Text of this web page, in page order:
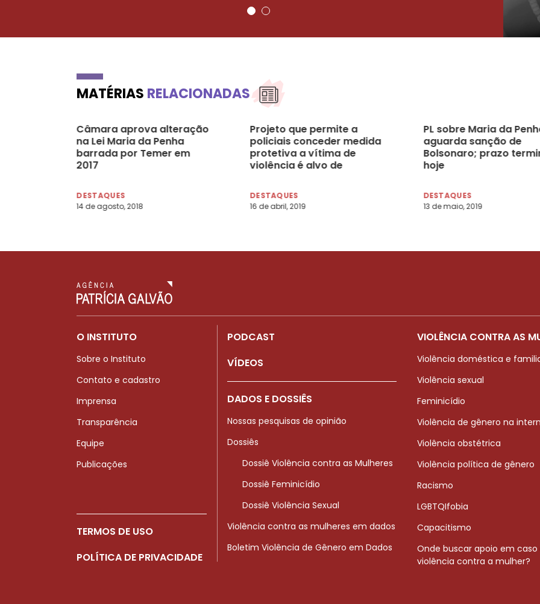
MATÉRIAS RELACIONADAS
Câmara aprova alteração
na Lei Maria da Penha
barrada por Temer em
2017
DESTAQUES
14 de agosto, 2018
Projeto que permite a
policiais conceder medida
protetiva a vítima de
violência é alvo de
DESTAQUES
16 de abril, 2019
PL sobre Maria da
aguarda sanção de
Bolsonaro; prazo
hoje
DESTAQUES
13 de maio, 2019
O INSTITUTO
Sobre o Instituto
Contato e cadastro
Imprensa
Transparência
Equipe
Publicações
TERMOS DE USO
POLÍTICA DE PRIVACIDADE
PODCAST
VÍDEOS
DADOS E DOSSIÊS
Nossas pesquisas de opinião
Dossiês
Dossiê Violência contra as Mulheres
Dossiê Feminicídio
Dossiê Violência Sexual
Violência contra as mulheres em dados
Boletim Violência de Gênero em Dados
VIOLÊNCIA CONTRA AS
Violência doméstica e
Violência sexual
Feminicídio
Violência de gênero na
Violência obstétrica
Violência política de gênero
Racismo
LGBTQIfobia
Capacitismo
Onde buscar apoio em caso
violência contra a mulher?